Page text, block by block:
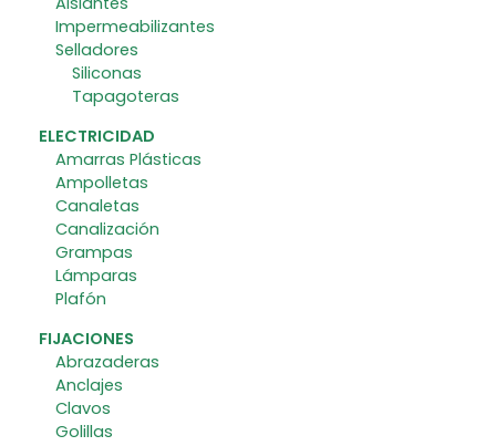
Impermeabilizantes
Selladores
Siliconas
Tapagoteras
ELECTRICIDAD
Amarras Plásticas
Ampolletas
Canaletas
Canalización
Grampas
Lámparas
Plafón
FIJACIONES
Abrazaderas
Anclajes
Clavos
Golillas